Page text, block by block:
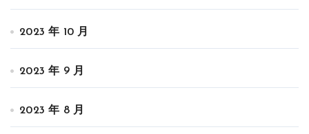
2023 年 10 月
2023 年 9 月
2023 年 8 月